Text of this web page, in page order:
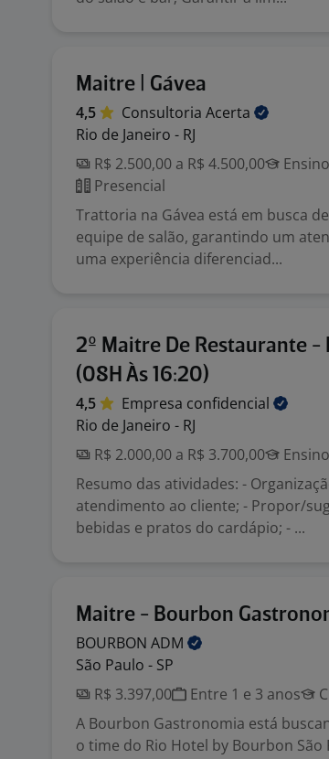
Maitre | Gávea
4,5 Consultoria Acerta
Rio de Janeiro - RJ
R$ 2.500,00 a R$ 4.500,00
Presencial
Trattoria na Gávea está em busca
equipe de salão, garantindo um
uma experiência diferenciad...
2º Maitre De Restaurante -
(08H Às 16:20)
4,5 Empresa confidencial
Rio de Janeiro - RJ
R$ 2.000,00 a R$ 3.700,00
Resumo das atividades: -
atendimento ao cliente; - Propor/
bebidas e pratos do cardápio; - ...
Maitre - Bourbon
BOURBON ADM
São Paulo - SP
R$ 3.397,00
Entre 1 e 3 anos
A Bourbon Gastronomia está
o time do Rio Hotel by Bourbon